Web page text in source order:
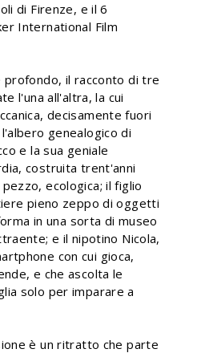
di Firenze, e il 6
International Film
profondo, il racconto di tre
l'una all'altra, la cui
decisamente fuori
genealogico di
e la sua geniale
costruita trent'anni
ecologica; il figlio
pieno zeppo di oggetti
in una sorta di museo
e il nipotino Nicola,
con cui gioca,
e che ascolta le
solo per imparare a
è un ritratto che parte